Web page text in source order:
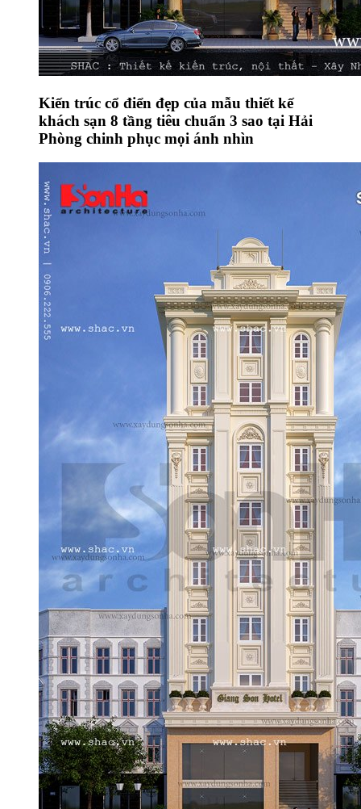
Kiến trúc cổ điển đẹp của mẫu thiết kế
khách sạn 8 tầng tiêu chuẩn 3 sao tại Hải
Phòng chinh phục mọi ánh nhìn